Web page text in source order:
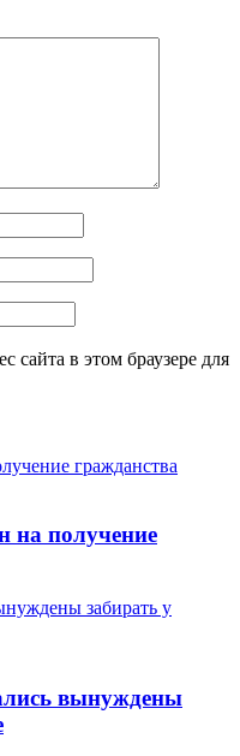
сайта в этом браузере для
гражданства
на получение
забирать у
вынуждены